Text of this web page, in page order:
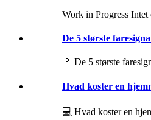
Work in Progress
De 5 største
🚩 De 5 største
Hvad koster en
💻 Hvad koster en